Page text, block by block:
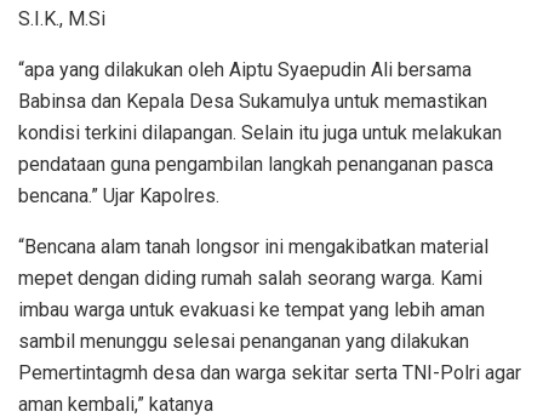
S.I.K., M.Si
“apa yang dilakukan oleh Aiptu Syaepudin Ali bersama
Babinsa dan Kepala Desa Sukamulya untuk memastikan
kondisi terkini dilapangan. Selain itu juga untuk melakukan
pendataan guna pengambilan langkah penanganan pasca
bencana.” Ujar Kapolres.
“Bencana alam tanah longsor ini mengakibatkan material
mepet dengan diding rumah salah seorang warga. Kami
imbau warga untuk evakuasi ke tempat yang lebih aman
sambil menunggu selesai penanganan yang dilakukan
Pemertintagmh desa dan warga sekitar serta TNI-Polri agar
aman kembali,” katanya